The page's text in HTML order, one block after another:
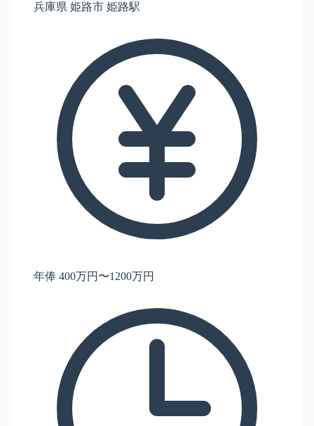
兵庫県 姫路市 姫路駅
年俸 400万円〜1200万円